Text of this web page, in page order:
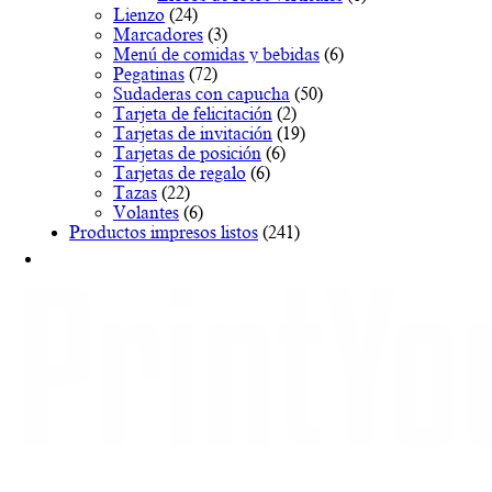
Lienzo (24)
Marcadores (3)
Menú de comidas y bebidas (6)
Pegatinas (72)
Sudaderas con capucha (50)
Tarjeta de felicitación (2)
Tarjetas de invitación (19)
Tarjetas de posición (6)
Tarjetas de regalo (6)
Tazas (22)
Volantes (6)
Productos impresos listos (241)